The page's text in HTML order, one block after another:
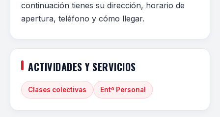
continuación tienes su dirección, horario de
apertura, teléfono y cómo llegar.
ACTIVIDADES Y SERVICIOS
Clases colectivas Entº Personal